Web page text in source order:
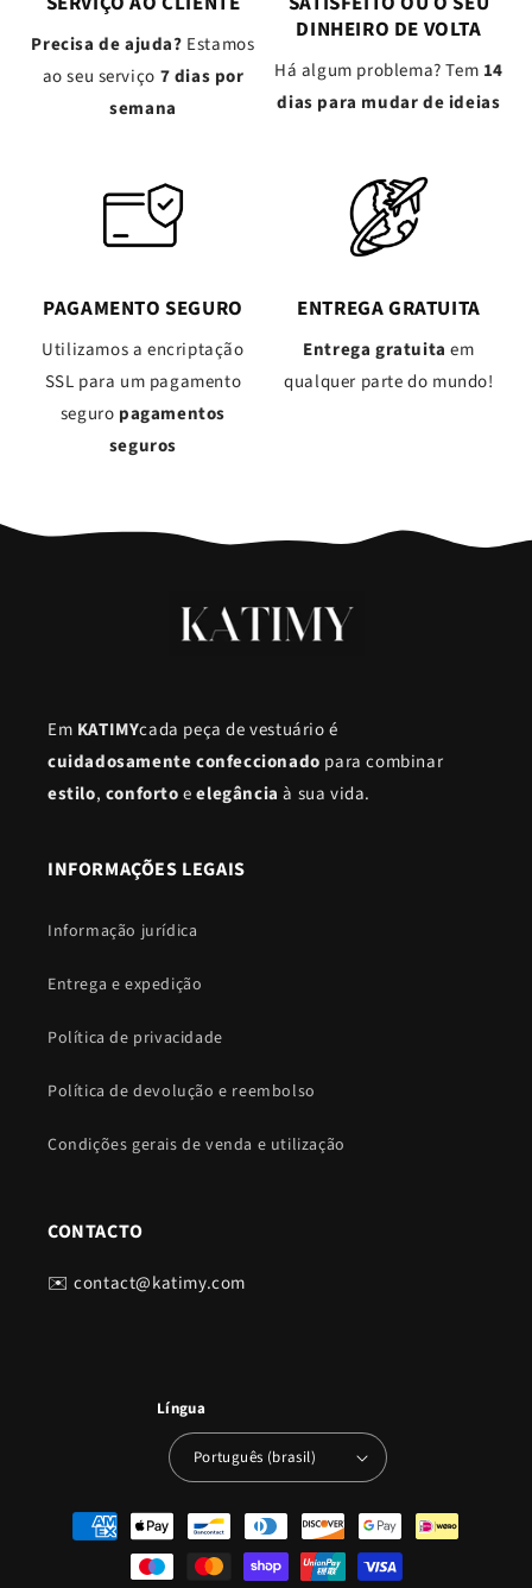
Precisa de ajuda? Estamos
ao seu serviço 7 dias por
semana
DINHEIRO DE VOLTA
Há algum problema? Tem 14
dias para mudar de ideias
PAGAMENTO SEGURO
Utilizamos a encriptação
SSL para um pagamento
seguro pagamentos
seguros
ENTREGA GRATUITA
Entrega gratuita em
qualquer parte do mundo!
Em KATIMYcada peça de vestuário é
cuidadosamente confeccionado para combinar
estilo, confortoeelegânciaà sua vida.
INFORMAÇÕES LEGAIS
Informação jurídica
Entrega e expedição
Política de privacidade
Política de devolução e reembolso
Condições gerais de venda e utilização
CONTACTO
✉️ contact@katimy.com
Língua
Português (brasil)
Métodos
pagamento